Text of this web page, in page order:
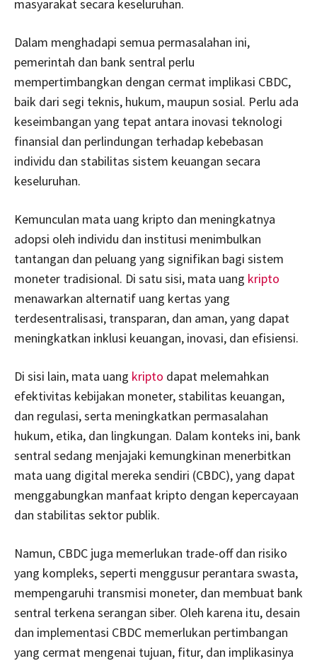
masyarakat secara keseluruhan.
Dalam menghadapi semua permasalahan ini,
pemerintah dan bank sentral perlu
mempertimbangkan dengan cermat implikasi CBDC,
baik dari segi teknis, hukum, maupun sosial. Perlu ada
keseimbangan yang tepat antara inovasi teknologi
finansial dan perlindungan terhadap kebebasan
individu dan stabilitas sistem keuangan secara
keseluruhan.
Kemunculan mata uang kripto dan meningkatnya
adopsi oleh individu dan institusi menimbulkan
tantangan dan peluang yang signifikan bagi sistem
moneter tradisional. Di satu sisi, mata uang kripto
menawarkan alternatif uang kertas yang
terdesentralisasi, transparan, dan aman, yang dapat
meningkatkan inklusi keuangan, inovasi, dan efisiensi.
Di sisi lain, mata uang kripto dapat melemahkan
efektivitas kebijakan moneter, stabilitas keuangan,
dan regulasi, serta meningkatkan permasalahan
hukum, etika, dan lingkungan. Dalam konteks ini, bank
sentral sedang menjajaki kemungkinan menerbitkan
mata uang digital mereka sendiri (CBDC), yang dapat
menggabungkan manfaat kripto dengan kepercayaan
dan stabilitas sektor publik.
Namun, CBDC juga memerlukan trade-off dan risiko
yang kompleks, seperti menggusur perantara swasta,
mempengaruhi transmisi moneter, dan membuat bank
sentral terkena serangan siber. Oleh karena itu, desain
dan implementasi CBDC memerlukan pertimbangan
yang cermat mengenai tujuan, fitur, dan implikasinya